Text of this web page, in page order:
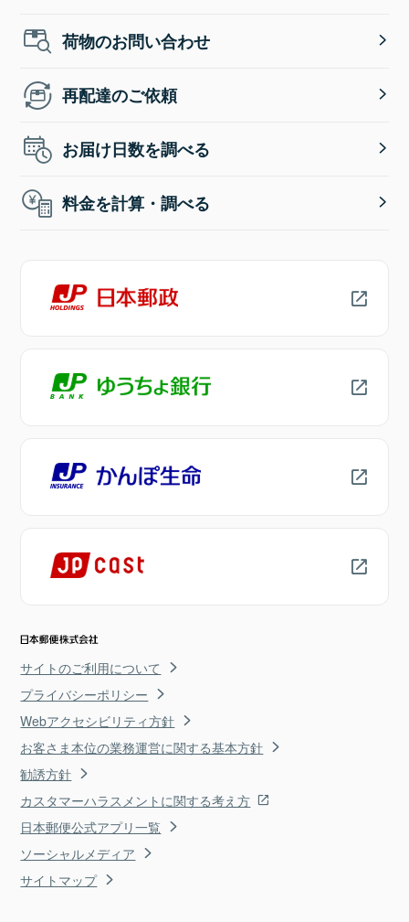
荷物のお問い合わせ
再配達のご依頼
お届け日数を調べる
料金を計算・調べる
サイトのご利用について
プライバシーポリシー
Webアクセシビリティ方針
お客さま本位の業務運営に関する基本方針
勧誘方針
カスタマーハラスメントに関する考え方
日本郵便公式アプリ一覧
ソーシャルメディア
サイトマップ